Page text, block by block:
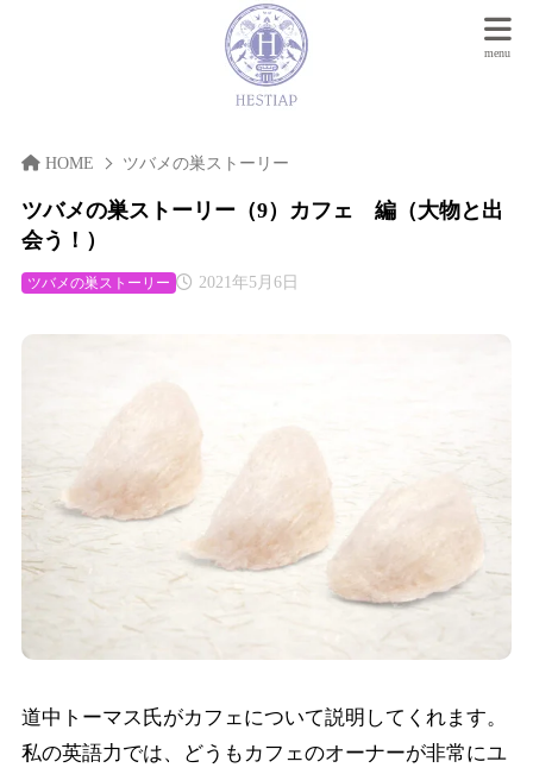
HOME ツバメの巣ストーリー
ツバメの巣ストーリー（9）カフェ 編（大物と出
会う！）
2021年5月6日
ツバメの巣ストーリー
道中トーマス氏がカフェについて説明してくれます。
私の英語力では、どうもカフェのオーナーが非常にユ